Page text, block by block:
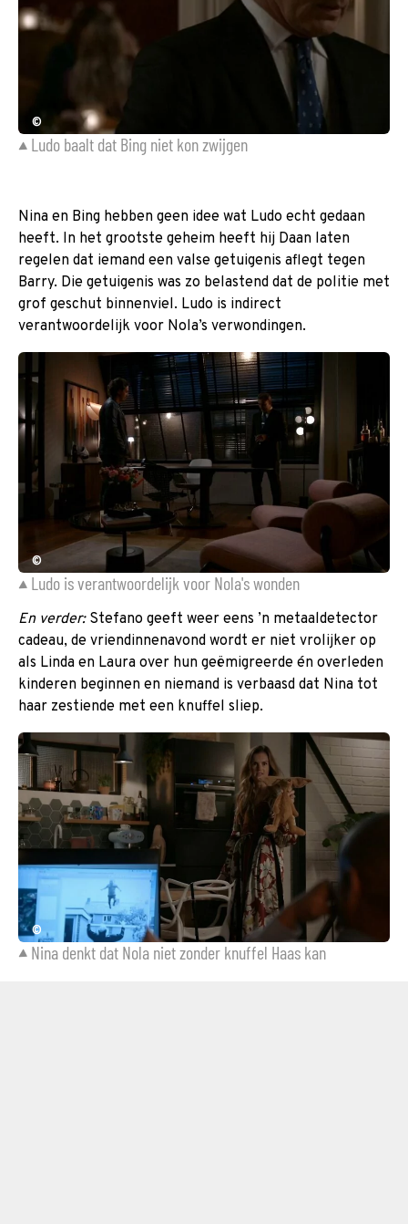
©
Ludo baalt dat Bing niet kon zwijgen
Nina en Bing hebben geen idee wat Ludo echt gedaan
heeft. In het grootste geheim heeft hij Daan laten
regelen dat iemand een valse getuigenis aflegt tegen
Barry. Die getuigenis was zo belastend dat de politie met
grof geschut binnenviel. Ludo is indirect
verantwoordelijk voor Nola’s verwondingen.
©
Ludo is verantwoordelijk voor Nola's wonden
En verder:Stefano geeft weer eens ’n metaaldetector
cadeau, de vriendinnenavond wordt er niet vrolijker op
als Linda en Laura over hun geëmigreerde én overleden
kinderen beginnen en niemand is verbaasd dat Nina tot
haar zestiende met een knuffel sliep.
©
Nina denkt dat Nola niet zonder knuffel Haas kan